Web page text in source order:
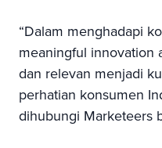
“Dalam menghadapi
meaningful innovation
dan relevan menjadi
perhatian konsumen
dihubungi Marketeers